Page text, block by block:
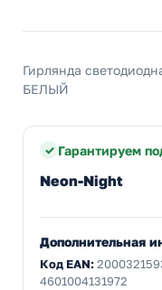
Гирлянда
БЕЛЫЙ
Гарантируем
Neon-Night
Дополнительная
Код EAN:
4601004131972